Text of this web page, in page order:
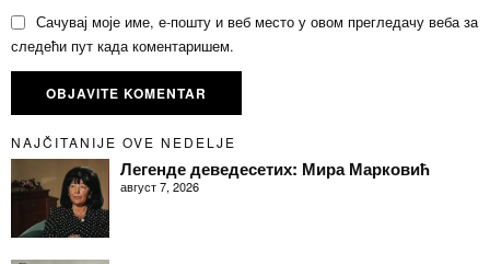
Сачувај моје име, е-пошту и веб место у овом прегледачу веба за
следећи пут када коментаришем.
NAJČITANIJE OVE NEDELJE
Легенде деведесетих: Мира Марковић
август 7, 2026